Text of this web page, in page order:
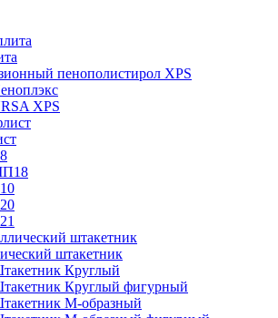
пенополистирол XPS
XPS
штакетник
Круглый
Круглый фигурный
М-образный